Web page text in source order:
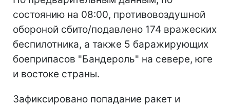
состоянию на 08:00, противовоздушной
обороной сбито/подавлено 174 вражеских
беспилотника, а также 5 баражирующих
боеприпасов "Бандероль" на севере, юге
и востоке страны.
Зафиксировано попадание ракет и